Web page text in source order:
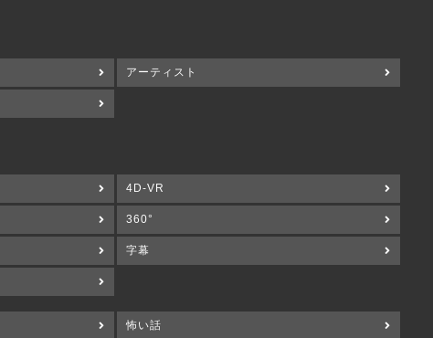
アーティスト
4D-VR
360°
字幕
怖い話